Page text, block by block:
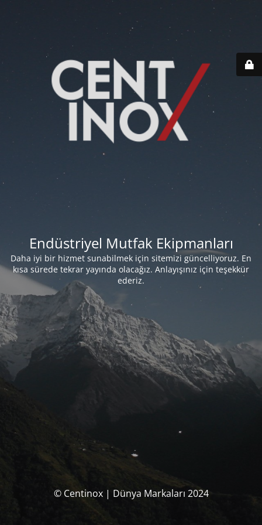
Endüstriyel Mutfak Ekipmanları
Daha iyi bir hizmet sunabilmek için sitemizi güncelliyoruz. En
kısa sürede tekrar yayında olacağız. Anlayışınız için teşekkür
ederiz.
© Centinox | Dünya Markaları 2024